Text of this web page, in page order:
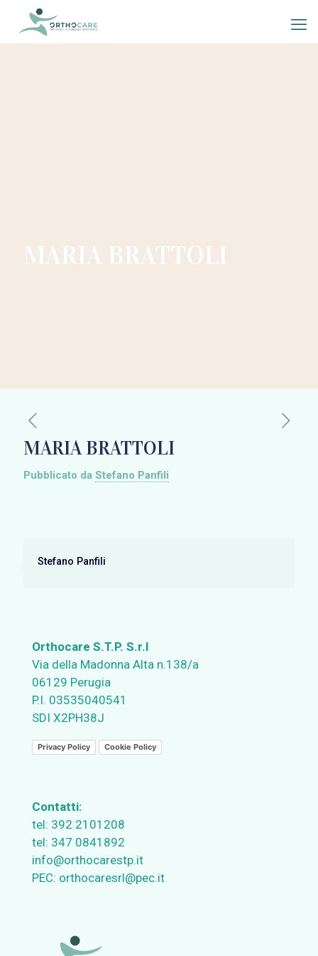
MARIA BRATTOLI
MARIA BRATTOLI
Pubblicato da Stefano Panfili
Stefano Panfili
Orthocare S.T.P. S.r.l
Via della Madonna Alta n.138/a
06129 Perugia
P.I. 03535040541
SDI X2PH38J
Privacy Policy Cookie Policy
Contatti:
tel: 392 2101208
tel: 347 0841892
info@orthocarestp.it
PEC: orthocaresrl@pec.it